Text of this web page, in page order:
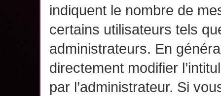
indiquent le nombre de
certains utilisateurs tels
administrateurs. En
directement modifier
par l’administrateur. Si